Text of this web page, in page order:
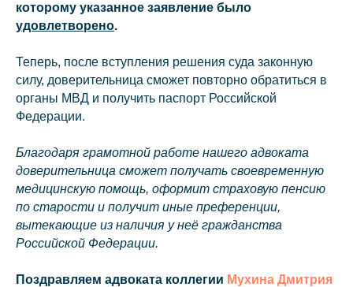
которому указанное заявление было
удовлетворено.
Теперь, после вступления решения суда законную
силу, доверительница сможет повторно обратиться в
органы МВД и получить паспорт Российской
Федерации.
Благодаря грамотной работе нашего адвоката
доверительница сможет получать своевременную
медицинскую помощь, оформит страховую пенсию
по старости и получит иные преференции,
вытекающие из наличия у неё гражданства
Российской Федерации.
Поздравляем адвоката коллегии Мухина Дмитрия